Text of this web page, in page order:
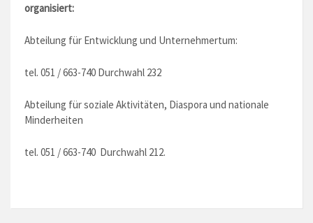
organisiert:
Abteilung für Entwicklung und Unternehmertum:
tel. 051 / 663-740 Durchwahl 232
Abteilung für soziale Aktivitäten, Diaspora und nationale
Minderheiten
tel. 051 / 663-740 Durchwahl 212.